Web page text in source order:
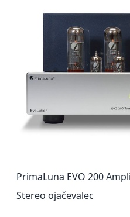
PrimaLuna EVO 200
Stereo ojačevalec